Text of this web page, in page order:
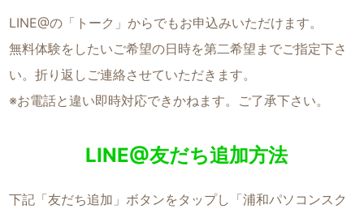
LINE@の「トーク」からでもお申込みいただけます。
無料体験をしたいご希望の日時を第二希望までご指定下さ
い。折り返しご連絡させていただきます。
※お電話と違い即時対応できかねます。ご了承下さい。
LINE@友だち追加方法
下記「友だち追加」ボタンをタップし「浦和パソコンスク